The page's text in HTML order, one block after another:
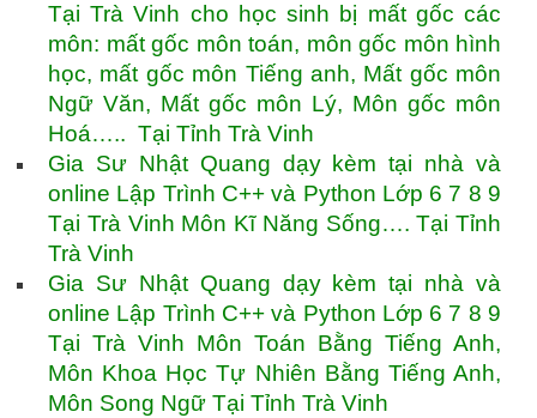
Tại Trà Vinh cho học sinh bị mất gốc các
môn: mất gốc môn toán, môn gốc môn hình
học, mất gốc môn Tiếng anh, Mất gốc môn
Ngữ Văn, Mất gốc môn Lý, Môn gốc môn
Hoá….. Tại Tỉnh Trà Vinh
Gia Sư Nhật Quang dạy kèm tại nhà và
online Lập Trình C++ và Python Lớp 6 7 8 9
Tại Trà Vinh Môn Kĩ Năng Sống…. Tại Tỉnh
Trà Vinh
Gia Sư Nhật Quang dạy kèm tại nhà và
online Lập Trình C++ và Python Lớp 6 7 8 9
Tại Trà Vinh Môn Toán Bằng Tiếng Anh,
Môn Khoa Học Tự Nhiên Bằng Tiếng Anh,
Môn Song Ngữ Tại Tỉnh Trà Vinh